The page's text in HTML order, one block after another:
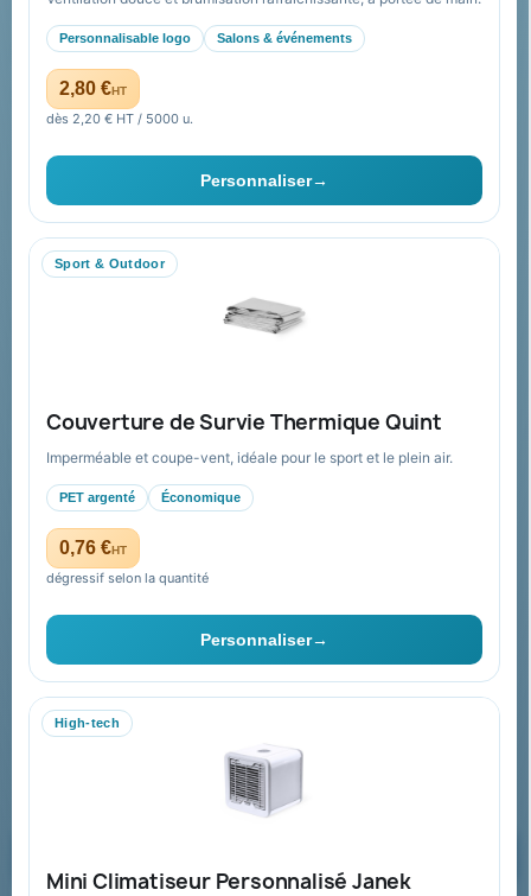
Personnalisable logo Salons & événements
2,80 €HT
dès 2,20 € HT / 5000 u.
Personnaliser→
Sport & Outdoor
Couverture de Survie Thermique Quint
Imperméable et coupe-vent, idéale pour le sport et le plein air.
PET argenté Économique
0,76 €HT
dégressif selon la quantité
Personnaliser→
High-tech
Mini Climatiseur Personnalisé Janek
Catalogue goodies
Cadeaux de fin d’année
Nos expertises &
accompagnement global
Ils nous ont fait confiance
Livraison
Nous contacter
FAQ sur Promenoch Goodies Pub France
Conditions de retour
Paiement sécurisé
Plan du site
Contact & devis
06 09 53 17 41
WhatsApp
equipe@promenoch-goodies.com